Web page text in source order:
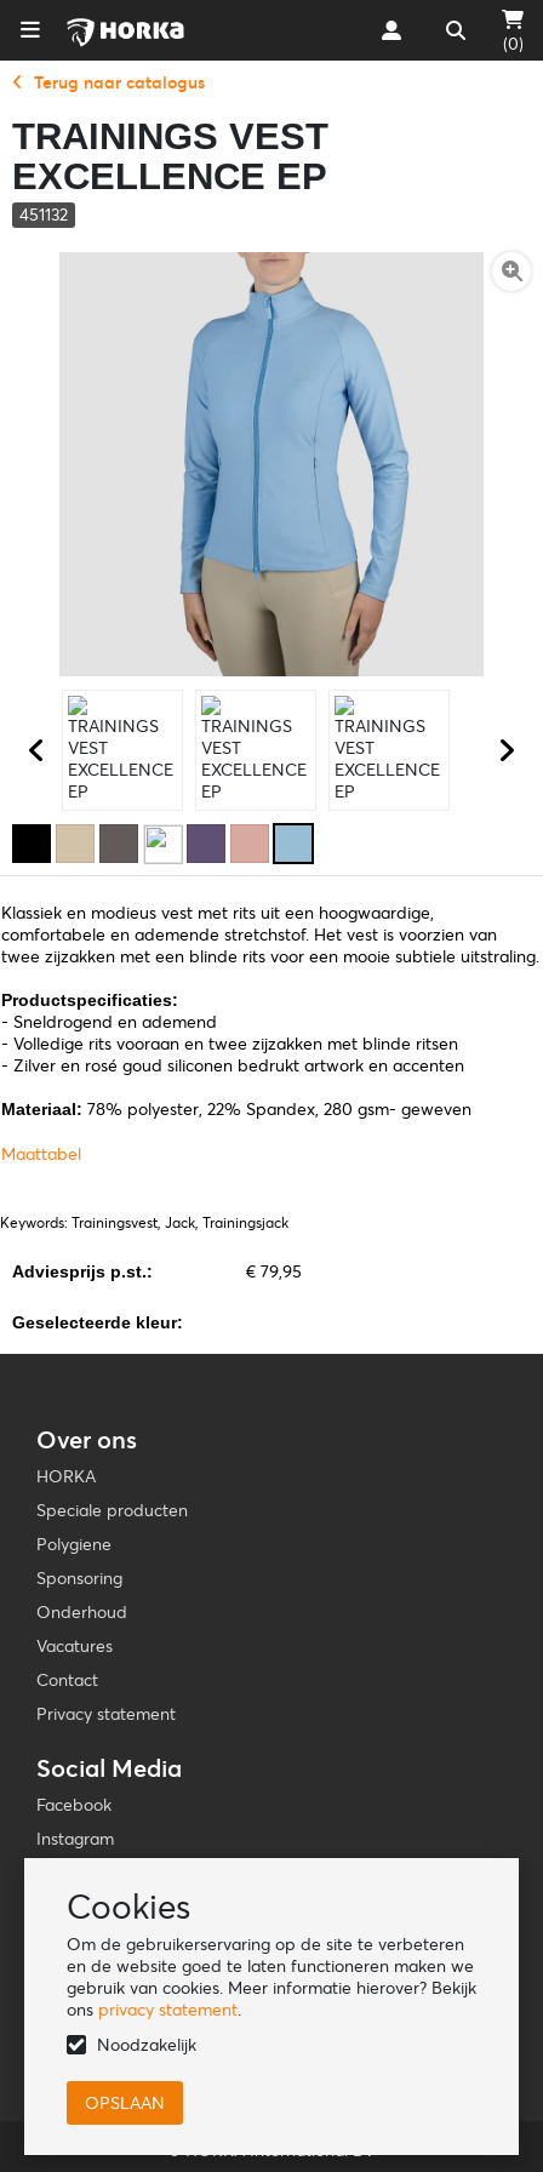
Cookies
Om de gebruikerservaring op de site te verbeteren
en de website goed te laten functioneren maken we
gebruik van cookies. Meer informatie hierover? Bekijk
ons privacy statement.
Noodzakelijk
(0)
Terug naar catalogus
TRAININGS VEST
EXCELLENCE EP
451132
Klassiek en modieus vest met rits uit een hoogwaardige,
comfortabele en ademende stretchstof. Het vest is voorzien van
twee zijzakken met een blinde rits voor een mooie subtiele uitstraling.
Productspecificaties:
- Sneldrogend en ademend
- Volledige rits vooraan en twee zijzakken met blinde ritsen
- Zilver en rosé goud siliconen bedrukt artwork en accenten
Materiaal: 78% polyester, 22% Spandex, 280 gsm- geweven
Maattabel
Keywords: Trainingsvest, Jack, Trainingsjack
Adviesprijs p.st.: € 79,95
Geselecteerde kleur:
Over ons
HORKA
Speciale producten
Polygiene
Sponsoring
Onderhoud
Vacatures
Contact
Privacy statement
Social Media
Facebook
Instagram
TikTok
Tools
Lookbook
Nieuwe klant
© HORKA International BV